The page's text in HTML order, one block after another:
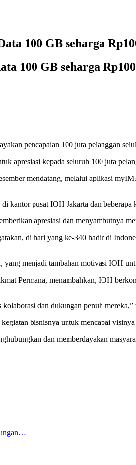
100 GB seharga
100 GB seharga
pencapaian 100 juta pelanggan
apresiasi kepada seluruh 100 juta
mendatang, melalui aplikasi
pusat IOH Jakarta dan
apresiasi dan menyambutnya
di hari yang ke-340 hadir di
menjadi tambahan motivasi IOH
Permana, menambahkan, IOH
dan dukungan penuh mereka,”
bisnisnya untuk mencapai
dan memberdayakan